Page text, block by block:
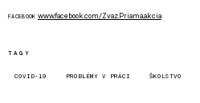
FACEBOOK www.facebook.com/Zvaz.Priama.akcia
TAGY
COVID-19 PROBLÉMY V PRÁCI ŠKOLSTVO